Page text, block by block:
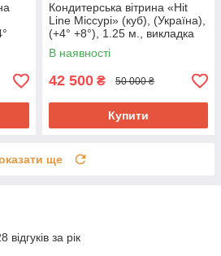
Кондитерська вітрина «Hit
Line Міссурі» (куб), (Україна),
(+4° +8°), 1.25 м., викладка
90 см., Б/у
В наявності
42 500 ₴ 50 000 ₴
Купити
ще
за рік